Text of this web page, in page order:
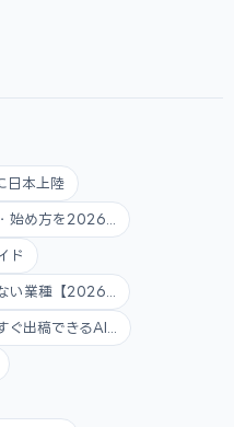
本上陸
始め方を2026...
ド
い業種【2026...
出稿できるAI...